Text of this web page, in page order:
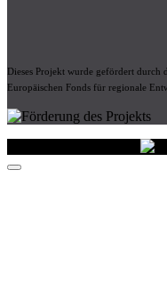
Dieses Projekt wurde gefördert durch
Europäischen Fonds für regionale